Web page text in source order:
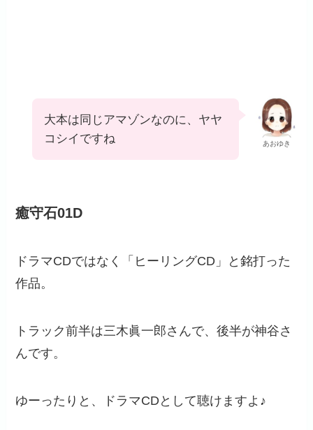
あおゆき
大本は同じアマゾンなのに、ヤヤ
コシイですね
癒守石01D
ドラマCDではなく「ヒーリングCD」と銘打った
作品。
トラック前半は三木眞一郎さんで、後半が神谷さ
んです。
ゆーったりと、ドラマCDとして聴けますよ♪